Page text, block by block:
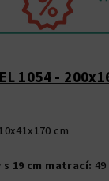
1054 -
cm
19 cm matrací: